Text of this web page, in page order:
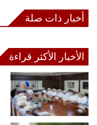
أخبار ذات صلة
الأخبار الأكثر قراءة